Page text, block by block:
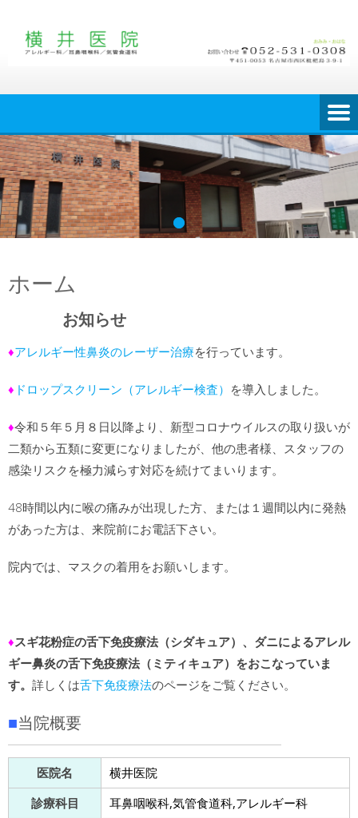
content
ホーム
お知らせ
♦アレルギー性鼻炎のレーザー治療を行っています。
♦ ドロップスクリーン（アレルギー検査） を導入しました。
♦令和５年５月８日以降より、新型コロナウイルスの取り扱いが
二類から五類に変更になりましたが、他の患者様、スタッフの
感染リスクを極力減らす対応を続けてまいります。
48時間以内に喉の痛みが出現した方、または１週間以内に発熱
があった方は、来院前にお電話下さい。
院内では、マスクの着用をお願いします。
♦スギ花粉症の舌下免疫療法（シダキュア）、ダニによるアレル
ギー鼻炎の舌下免疫療法（ミティキュア）をおこなっていま
す。 詳しくは舌下免疫療法のページをご覧ください。
■当院概要
医院名
横井医院
診療科目
耳鼻咽喉科,気管食道科,アレルギー科